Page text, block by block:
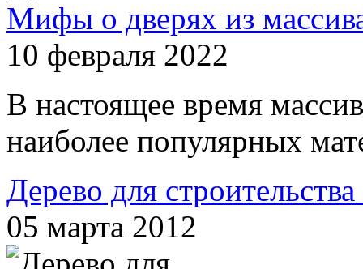
Мифы о дверях из
10 февраля 2022
В настоящее время
наиболее популярных
Дерево для
05 марта 2012